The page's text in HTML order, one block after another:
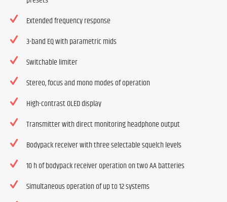
Extended frequency response
3-band EQ with parametric mids
Switchable limiter
Stereo, focus and mono modes of operation
High-contrast OLED display
Transmitter with direct monitoring headphone output
Bodypack receiver with three selectable squelch levels
10 h of bodypack receiver operation on two AA batteries
Simultaneous operation of up to 12 systems